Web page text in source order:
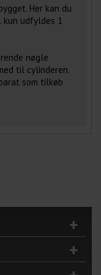
Her kan du
kun udfyldes 1
nøgle
til cylinderen.
som tilkøb